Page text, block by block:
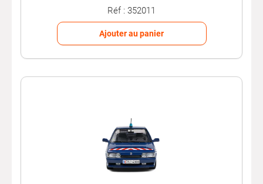
Réf : 352011
Ajouter au panier